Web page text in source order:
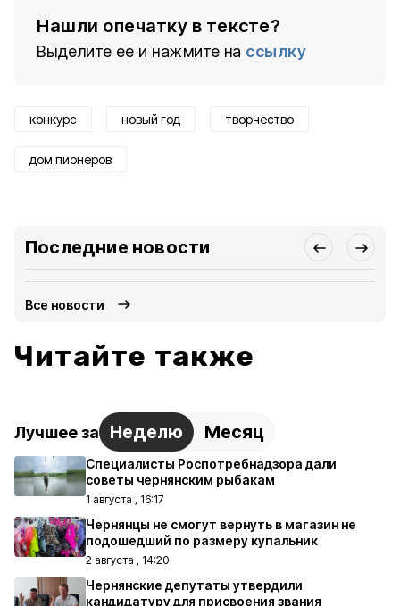
Нашли опечатку в тексте?
Выделите ее и нажмите на ссылку
конкурс новый год творчество
дом пионеров
Последние новости
Все новости
Читайте также
Лучшее за Неделю Месяц
Специалисты Роспотребнадзора дали
советы чернянским рыбакам
1 августа , 16:17
Чернянцы не смогут вернуть в магазин не
подошедший по размеру купальник
2 августа , 14:20
Чернянские депутаты утвердили
кандидатуру для присвоения звания